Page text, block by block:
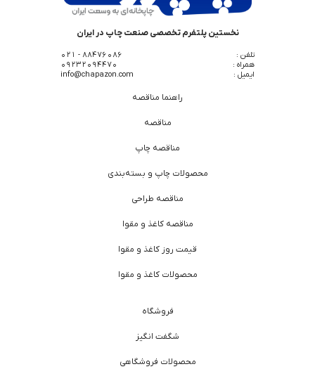
نخستین پلتفرم تخصصی صنعت چاپ در ایران
تلفن :
88476086 - 021
همراه :
09232094470
ایمیل :
info@chapazon.com
راهنما مناقصه
مناقصه
مناقصه چاپ
محصولات چاپ و بسته‌بندی
مناقصه طراحی
مناقصه کاغذ و مقوا
قیمت روز کاغذ و مقوا
محصولات کاغذ و مقوا
فروشگاه
شگفت انگیز
محصولات فروشگاهی